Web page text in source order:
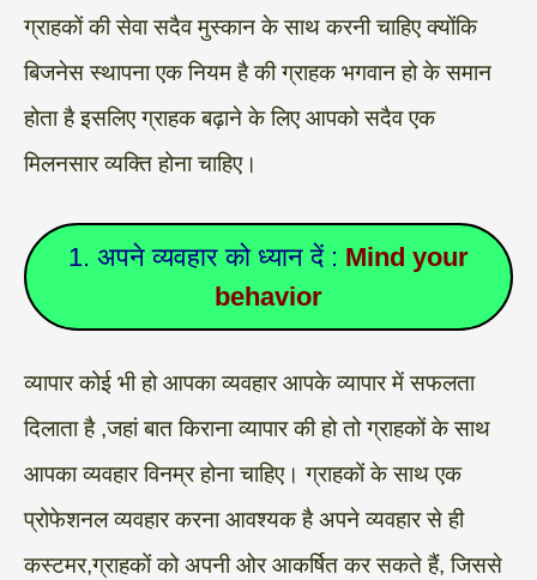
ग्राहकों की सेवा सदैव मुस्कान के साथ करनी चाहिए क्योंकि
बिजनेस स्थापना एक नियम है की ग्राहक भगवान हो के समान
होता है इसलिए ग्राहक बढ़ाने के लिए आपको सदैव एक
मिलनसार व्यक्ति होना चाहिए।
1. अपने व्यवहार को ध्यान दें : Mind your
behavior
व्यापार कोई भी हो आपका व्यवहार आपके व्यापार में सफलता
दिलाता है ,जहां बात किराना व्यापार की हो तो ग्राहकों के साथ
आपका व्यवहार विनम्र होना चाहिए। ग्राहकों के साथ एक
प्रोफेशनल व्यवहार करना आवश्यक है अपने व्यवहार से ही
कस्टमर,ग्राहकों को अपनी ओर आकर्षित कर सकते हैं, जिससे